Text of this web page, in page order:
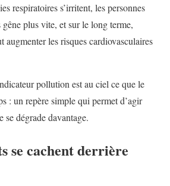
respiratoires s’irritent, les personnes
gêne plus vite, et sur le long terme,
augmenter les risques cardiovasculaires
pollution est au ciel ce que le
: un repère simple qui permet d’agir
se dégrade davantage.
se cachent derrière